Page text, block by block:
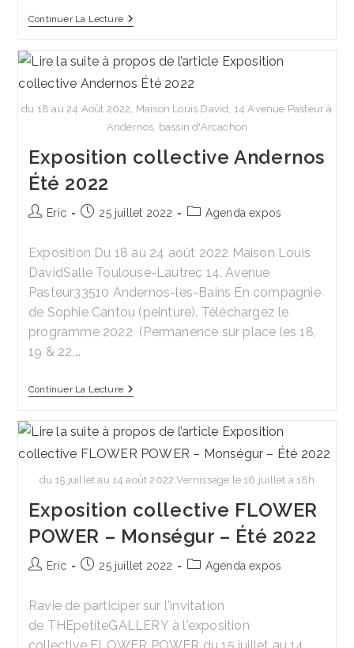
Continuer La LectureExpo
Déc.
2022
du 18 au 24 Août 2022, Maison Louis David, 14 Avenue Pasteur à
Andernos, bassin d'Arcachon
Exposition collective Andernos
Été 2022
Auteur/autrice
la
publication :
Eric
Publication
25 juillet 2022
PostAgenda expos
Exposition Du 18 au 24 août 2022 Maison Louis
DavidSalle Toulouse-Lautrec 14, Avenue
Pasteur33510 Andernos-les-Bains En compagnie
de Sophie Cantou (peinture). Téléchargez le
programme 2022 (Permanence sur place les 18,
19 & 22,…
Continuer La LectureExposition
Été
2022
du 15 juillet au 14 août 2022 Vernissage le 16 juillet à 18h
Exposition collective FLOWER
POWER – Monségur – Été 2022
Auteur/autrice
publication :
Eric
Publication
25 juillet 2022
PostAgenda expos
Ravie de participer sur l'invitation
de THEpetiteGALLERY à l'exposition